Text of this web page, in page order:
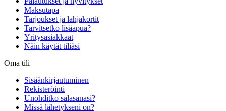
Maksutapa
Tarjoukset ja lahjakortit
Tarvitsetko lisäapua?
Yritysasiakkaat
Näin käytät tiliäsi
Oma tili
Sisäänkirjautuminen
Rekisteröinti
Unohditko salasanasi?
Missä lähetykseni on?